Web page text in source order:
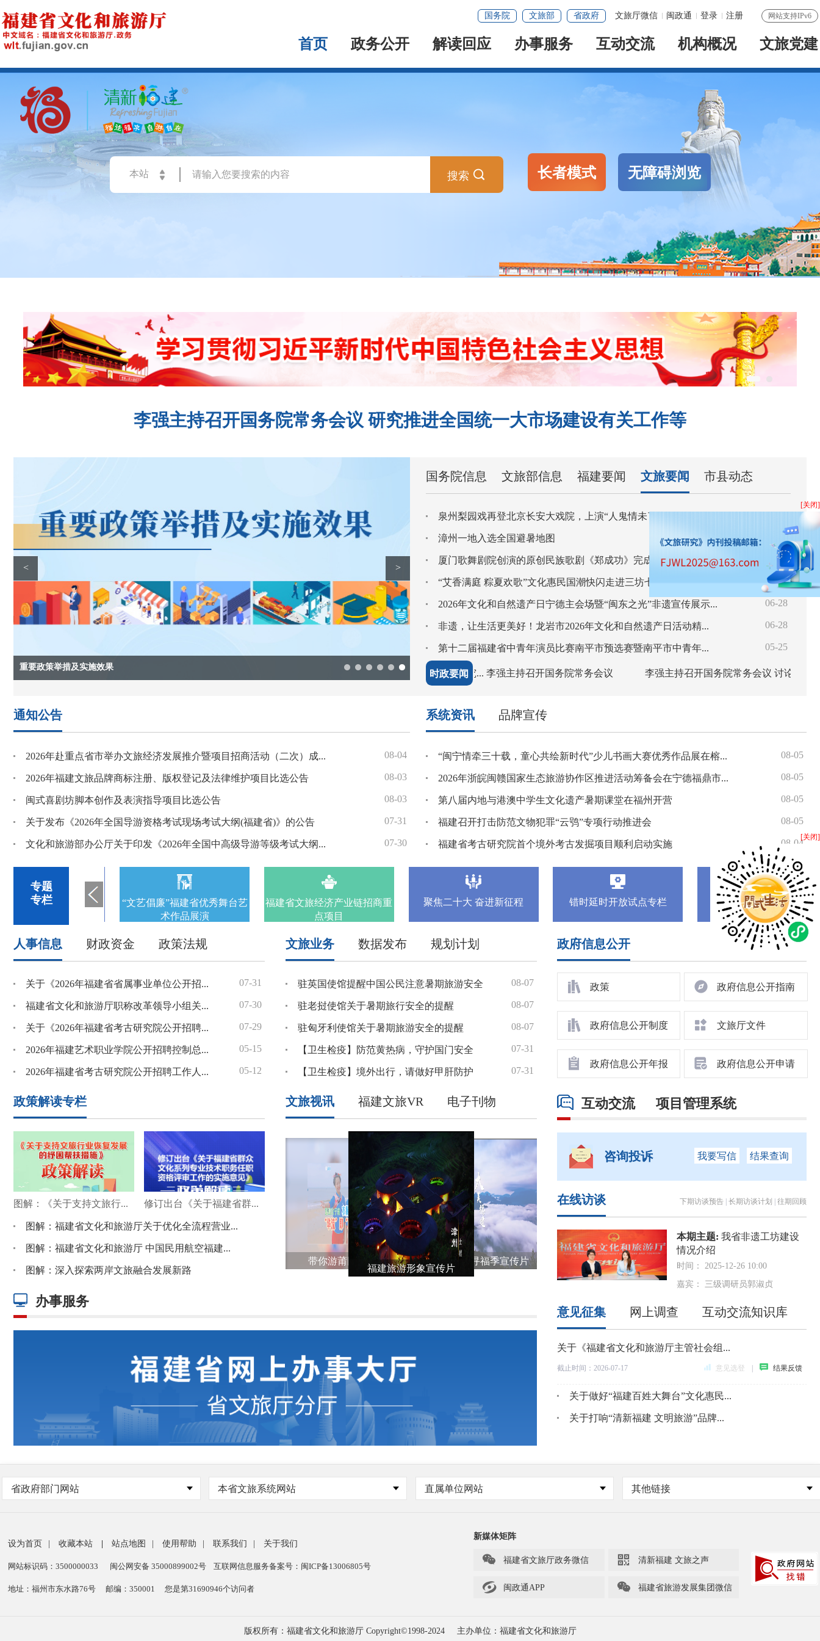
网站支持IPv6
文旅厅微信 闽政通 登录 注册
国务院 文旅部 省政府
首页 政务公开 解读回应 办事服务 互动交流 机构概况 文旅党建
搜索  长者模式 无障碍浏览
李强主持召开国务院常务会议 研究推进全国统一大市场建设有关工作等
< >
重要政策举措及实施效果
国务院信息 文旅部信息 福建要闻 文旅要闻 市县动态
08-06
08-05
08-06
08-07
08-07
08-07
2026年福建省文旅经济发展大会召开
2026年浙皖闽赣国家生态旅游协作区推进活动筹备会在宁德福鼎市成功召开
08-05
08-05
福建召开打击防范文物犯罪“云鸮”专项行动推进会
08-04
福建省考古研究院首个境外考古发掘项目顺利启动实施
08-04
八闽书房丨“八闽书房”品读千年荔史 寻味八闽文脉
07-24
泉州梨园戏再登北京长安大戏院，上演“人鬼情未了”！
07-24
漳州一地入选全国避暑地图
07-24
厦门歌舞剧院创演的原创民族歌剧《郑成功》完成首轮演出
06-28
“艾香满庭 粽夏欢歌”文化惠民国潮快闪走进三坊七巷
06-28
06-28
05-25
时政要闻
李强主持召开国务院常务会议 研究推进全国统一大市场建设有关工作等 李强主持召开国务院常务会议 李强主持召开国务院常务会议 讨论通过《国务院2026年重点工作分工方案》等
通知公告
08-04
08-03
2026年福建文旅品牌商标注册、版权登记及法律维护项目比选公告
08-03
闽式喜剧坊脚本创作及表演指导项目比选公告
07-31
关于发布《2026年全国导游资格考试现场考试大纲(福建省)》的公告
07-30
系统资讯 品牌宣传
07-29
三部门联合启动“清新福建 闽式生活”文旅实践专项活动
07-27
非遗消夏，山海有约，解锁八月“闽式生活”新玩法
07-22
07-20
2026年“清新福建”单口喜剧大赛（新人组）决赛圆满收官
07-19
福建亮相海南“海誓山盟”联合推介会
山海和鸣 共传匠心——“山海匠心传·非遗共创成果展”在宁夏美术馆启幕
“山海同框 闽藏共此时”清新福建文旅图片展在昌都举办
08-05
08-05
08-05
第八届内地与港澳中学生文化遗产暑期课堂在福州开营
08-05
福建召开打击防范文物犯罪“云鸮”专项行动推进会
08-04
福建省考古研究院首个境外考古发掘项目顺利启动实施
专题
专栏
建省文旅经济发展大
“文艺倡廉”福建省优秀舞台艺
术作品展演
福建省文旅经济产业链招商重
点项目
聚焦二十大 奋进新征程 错时延时开放试点专栏 老干部风采
人事信息 财政资金 政策法规
07-31
07-30
07-29
05-15
05-12
01-09
福建省财政厅 福建省文化和旅游厅关于提前下达2026年福建省文旅经济发展专项资金的通知
01-09
01-09
福建省财政厅 福建省文化和旅游厅关于提前下达2026年度全省文物和世界文化遗产保护专项资金的通知
01-09
福建省财政厅 福建省文化和旅游厅关于提前下达2026年福建省非物质文化遗产保护与传承专项资金的通知
04-16
福建省数字文旅政务管理平台提升建设项目可行性研究报告暨初步设计方案编制服务项目自行采购结果公告
07-28
福建省文化和旅游厅关于废止《福建省文化和旅游厅关于进一步调整娱乐场所和互联网上网服务营业场所审批有关事项的通知》的通知
04-24
02-25
福建省文化和旅游厅2025年度法治政府建设情况报告
08-12
福建省文化和旅游厅关于进一步调整娱乐场所和互联网上网服务营业场所审批有关事项的通知
06-13
福建省公共文化服务保障条例
文旅业务 数据发布 规划计划
2025年福建省文旅经济发展大会召开
04-18
2024年福建省文旅经济发展大会召开
10-11
08-29
12-31
08-07
驻英国使馆提醒中国公民注意暑期旅游安全
08-07
驻老挝使馆关于暑期旅行安全的提醒
08-07
驻匈牙利使馆关于暑期旅游安全的提醒
07-31
【卫生检疫】防范黄热病，守护国门安全
07-31
【卫生检疫】境外出行，请做好甲肝防护
08-03
8月福建省属文艺院团演出活动、福建省美术馆展览活动
07-07
07-01
7月福建省属文艺院团演出活动、福建省美术馆展览活动
06-01
6月福建省属文艺院团演出活动和2026“闽东之光”戏剧季、福建省美术馆展览活动
05-06
5月福建省属文艺院团演出活动、福建省美术馆展览活动
政府信息公开
政策 政府信息公开指南
政府信息公开制度 文旅厅文件
政府信息公开年报 政府信息公开申请
政策解读专栏
图解：深入探索两岸文旅融合发展新路
文旅视讯 福建文旅VR 电子刊物
福建旅游形象宣传片
山海乡村寻福季宣传片
带你游莆田文旅
办事服务
互动交流 项目管理系统
咨询投诉 我要写信 结果查询
在线访谈 下期访谈预告 | 长期访谈计划 | 往期回顾
本期主题: 我省非遗工坊建设
情况介绍
时间： 2025-12-26 10:00
嘉宾： 三级调研员郭淑贞
意见征集 网上调查 互动交流知识库
“昙石山文化”是何时被命名的？
昙石山遗址历次考古发掘面积最大的是第几次？
昙石山遗址迄今经过了几次科学的考古发掘？
关于《福建省文化和旅游厅主管社会组...
截止时间： 2026-07-17 意见选登 | 结果反馈
关于做好“福建百姓大舞台”文化惠民...
关于打响“清新福建 文明旅游”品牌...
[关闭]
[关闭]
省政府部门网站 本省文旅系统网站 直属单位网站 其他链接
设为首页 收藏本站 站点地图 使用帮助 联系我们 关于我们
网站标识码：3500000033 闽公网安备 35000899002号 互联网信息服务备案号：闽ICP备13006805号
地址：福州市东水路76号 邮编：350001 您是第31690946个访问者
新媒体矩阵
 福建省文旅厅政务微信  清新福建 文旅之声
 闽政通APP  福建省旅游发展集团微信
版权所有：福建省文化和旅游厅 Copyright©1998-2024 主办单位：福建省文化和旅游厅